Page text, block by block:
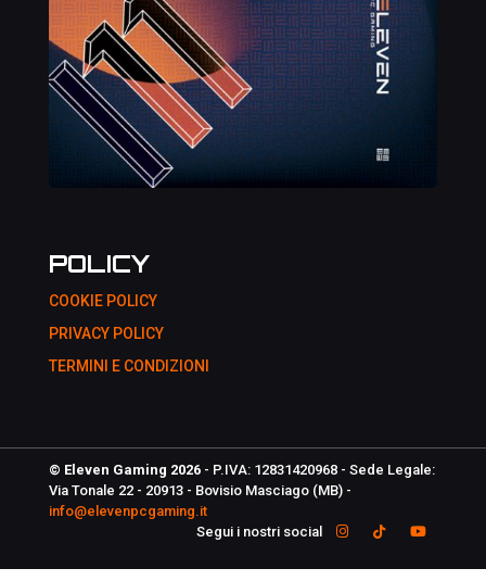
POLICY
COOKIE POLICY
PRIVACY POLICY
TERMINI E CONDIZIONI
© Eleven Gaming 2026 - P.IVA: 12831420968 - Sede Legale:
Via Tonale 22 - 20913 - Bovisio Masciago (MB) -
info@elevenpcgaming.it
Segui i nostri social